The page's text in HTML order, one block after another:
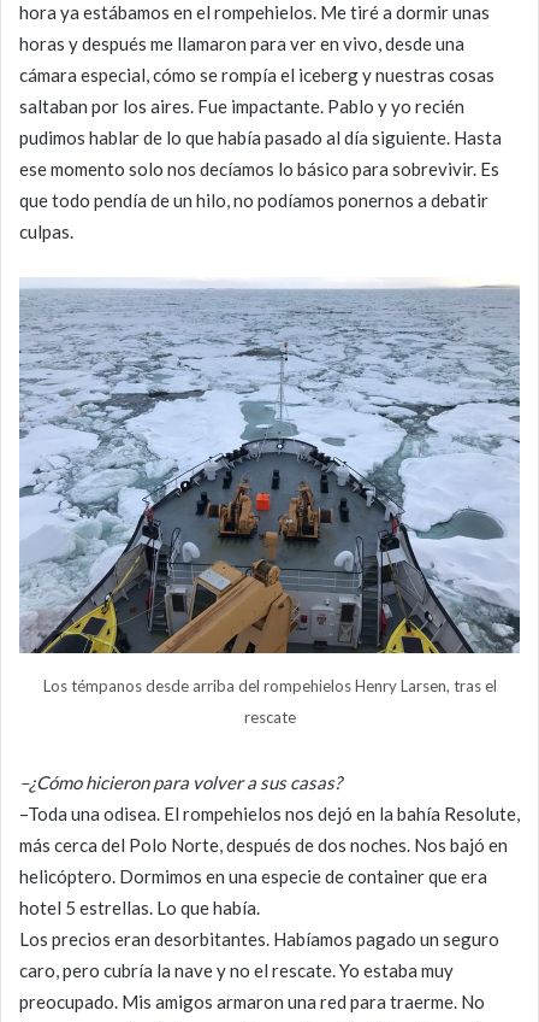
hora ya estábamos en el rompehielos. Me tiré a dormir unas
horas y después me llamaron para ver en vivo, desde una
cámara especial, cómo se rompía el iceberg y nuestras cosas
saltaban por los aires. Fue impactante. Pablo y yo recién
pudimos hablar de lo que había pasado al día siguiente. Hasta
ese momento solo nos decíamos lo básico para sobrevivir. Es
que todo pendía de un hilo, no podíamos ponernos a debatir
culpas.
Los témpanos desde arriba del rompehielos Henry Larsen, tras el
rescate
–¿Cómo hicieron para volver a sus casas?
–Toda una odisea. El rompehielos nos dejó en la bahía Resolute,
más cerca del Polo Norte, después de dos noches. Nos bajó en
helicóptero. Dormimos en una especie de container que era
hotel 5 estrellas. Lo que había.
Los precios eran desorbitantes. Habíamos pagado un seguro
caro, pero cubría la nave y no el rescate. Yo estaba muy
preocupado. Mis amigos armaron una red para traerme. No